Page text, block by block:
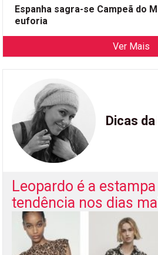
Espanha sagra-se Campeã do
euforia
Ver Mais
Dicas
Leopardo é a
tendência nos dias